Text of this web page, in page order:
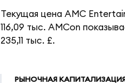
Текущая цена AMC
116,09 тыс. AMCon
235,11 тыс. £.
РЫНОЧНАЯ